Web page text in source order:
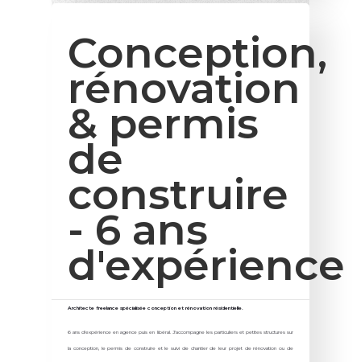
Conception,
rénovation
& permis
de
construire
- 6 ans
d'expérience
Architecte freelance spécialisée conception et rénovation résidentielle.
6 ans d'expérience en agence puis en libéral. J'accompagne les particuliers et petites structures sur
la conception, le permis de construire et le suivi de chantier de leur projet de rénovation ou de